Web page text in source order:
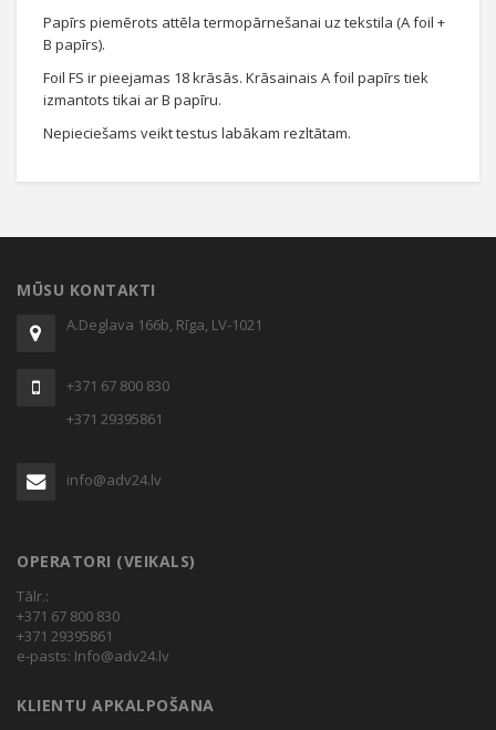
Papīrs piemērots attēla termopārnešanai uz tekstila (A foil +
B papīrs).
Foil FS ir pieejamas 18 krāsās. Krāsainais A foil papīrs tiek
izmantots tikai ar B papīru.
Nepieciešams veikt testus labākam rezltātam.
MŪSU KONTAKTI
A.Deglava 166b, Rīga, LV-1021
+371 67 800 830
+371 29395861
info@adv24.lv
OPERATORI (VEIKALS)
Tālr.:
+371 67 800 830
+371 29395861
e-pasts: Info@adv24.lv
KLIENTU APKALPOŠANA